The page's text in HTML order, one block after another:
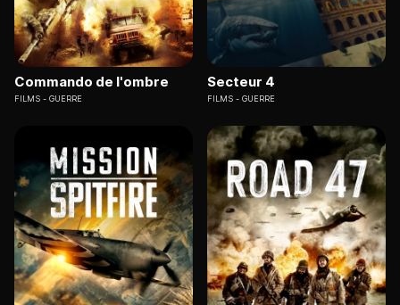
Commando de l'ombre
FILMS GUERRE
Secteur 4
FILMS GUERRE